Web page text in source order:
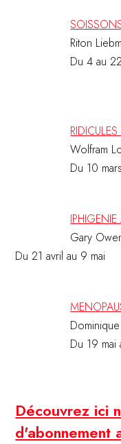
Riton
Du 4 au
Wolfram
Du 10
Gary
Du 21 avril au 9 mai
Du 19 mai
Découvrez ici
d'abonnement